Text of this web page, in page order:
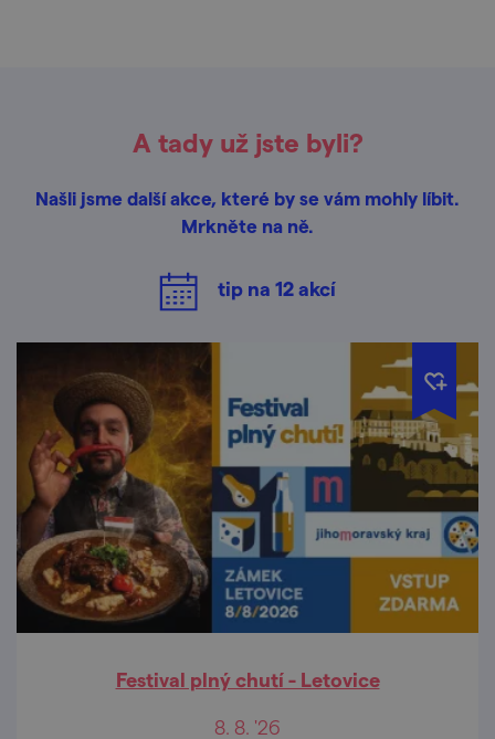
A tady už jste byli?
Našli jsme další akce, které by se vám mohly líbit.
Mrkněte na ně.
tip na 12akcí
Festival plný chutí - Letovice
8. 8. '26